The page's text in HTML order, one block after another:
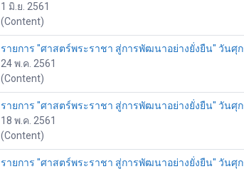
1 มิ.ย. 2561
(Content)
รายการ "ศาสตร์พระราชา สู่การพัฒนาอย่างยั่งยืน" วันศุ
24 พ.ค. 2561
(Content)
รายการ "ศาสตร์พระราชา สู่การพัฒนาอย่างยั่งยืน" วันศุ
18 พ.ค. 2561
(Content)
รายการ "ศาสตร์พระราชา สู่การพัฒนาอย่างยั่งยืน" วันศุก